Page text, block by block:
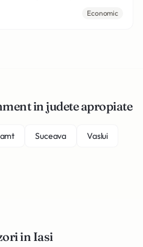
Economic
in judete apropiate
Suceava Vaslui
in Iasi